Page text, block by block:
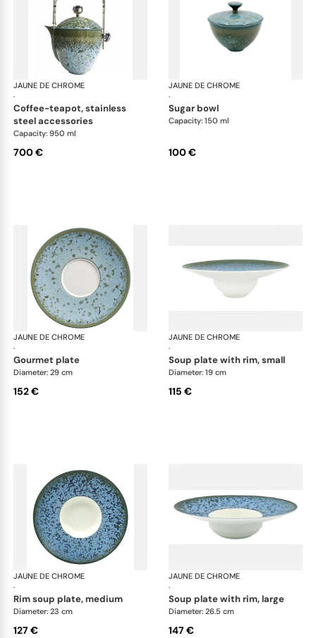
JAUNE DE CHROME
·
Nymphéa
coffee-teapot, stainless
steel accessories
Capacity: 950 ml
700 €
JAUNE DE CHROME
·
sugar bowl
Capacity: 150 ml
100 €
JAUNE DE CHROME
·
Nymphéa
gourmet plate
Diameter: 29 cm
152 €
JAUNE DE CHROME
·
soup plate with rim, small
Diameter: 19 cm
115 €
JAUNE DE CHROME
·
Nymphéa
rim soup plate, medium
Diameter: 23 cm
127 €
JAUNE DE CHROME
·
soup plate with rim, large
Diameter: 26.5 cm
147 €